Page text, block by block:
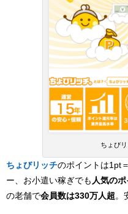
ちょび
ちょびリッチのポイントは1pt
ー、お小遣い稼ぎでも 人気の
の老舗で会員数は330万人超 。